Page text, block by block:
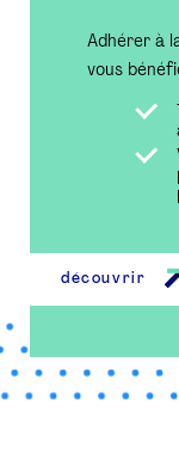
Adhérer à
vous
découvrir